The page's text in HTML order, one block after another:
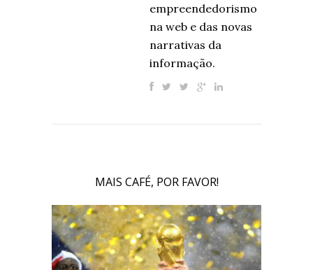
empreendedorismo
na web e das novas
narrativas da
informação.
MAIS CAFÉ, POR FAVOR!